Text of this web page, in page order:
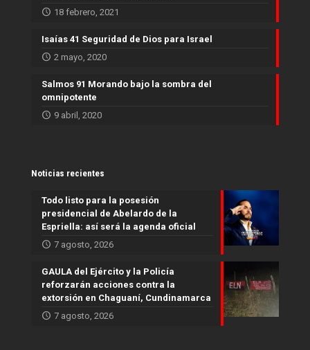
18 febrero, 2021
Isaías 41 Seguridad de Dios para Israel
2 mayo, 2020
Salmos 91 Morando bajo la sombra del
omnipotente
9 abril, 2020
Noticias recientes
Todo listo para la posesión
presidencial de Abelardo de la
Espriella: así será la agenda oficial
7 agosto, 2026
GAULA del Ejército y la Policía
reforzarán acciones contra la
extorsión en Chaguaní, Cundinamarca
7 agosto, 2026